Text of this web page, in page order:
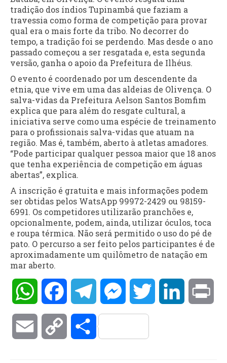
tradição dos índios Tupinambá que faziam a
travessia como forma de competição para provar
qual era o mais forte da tribo. No decorrer do
tempo, a tradição foi se perdendo. Mas desde o ano
passado começou a ser resgatada e, esta segunda
versão, ganha o apoio da Prefeitura de Ilhéus.
O evento é coordenado por um descendente da
etnia, que vive em uma das aldeias de Olivença. O
salva-vidas da Prefeitura Aelson Santos Bomfim
explica que para além do resgate cultural, a
iniciativa serve como uma espécie de treinamento
para o profissionais salva-vidas que atuam na
região. Mas é, também, aberto à atletas amadores.
“Pode participar qualquer pessoa maior que 18 anos
que tenha experiência de competição em águas
abertas”, explica.
A inscrição é gratuita e mais informações podem
ser obtidas pelos WatsApp 99972-2429 ou 98159-
6991. Os competidores utilizarão pranchões e,
opcionalmente, podem, ainda, utilizar óculos, toca
e roupa térmica. Não será permitido o uso do pé de
pato. O percurso a ser feito pelos participantes é de
aproximadamente um quilômetro de natação em
mar aberto.
WhatsAppFacebookTelegramMessengerTwitter LinkedIn
Email Copy Compartilhar